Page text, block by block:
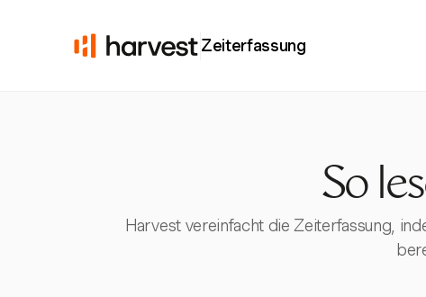
Zeiterfassung
So
Harvest vereinfacht die Zeiterfassung,